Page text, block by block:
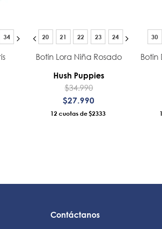
34 20 21 22 23 24
Botin Lora Niña Rosado
Hush Puppies
$34.990
$27.990
12 $2333
30
Botin
Contáctanos